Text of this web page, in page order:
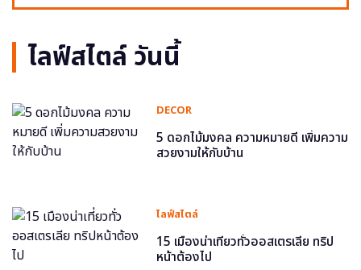
ไลฟ์สไตล์ วันนี้
DECOR
5 ดอกไม้มงคล ความหมายดี เพิ่มความ
สวยงามให้กับบ้าน
ไลฟ์สไตล์
15 เมืองน่าเที่ยวทั่วออสเตรเลีย ทริป
หน้าต้องไป